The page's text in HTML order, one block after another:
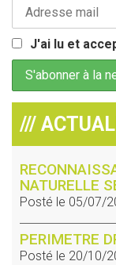
J'ai lu et
///
NATURELLE
Posté le 05/07/
PERIMETRE
Posté le 20/10/